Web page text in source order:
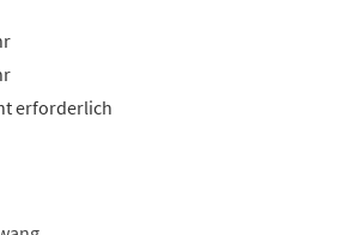
erforderlich